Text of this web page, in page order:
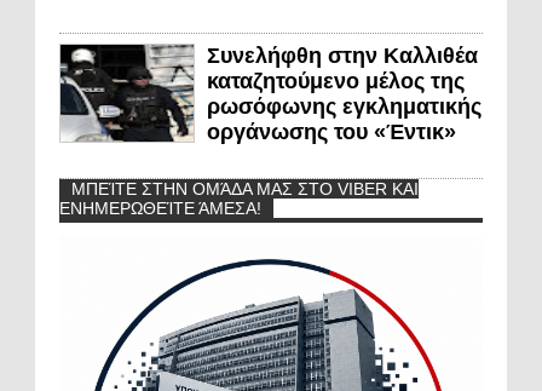
Συνελήφθη στην Καλλιθέα
καταζητούμενο μέλος της
ρωσόφωνης εγκληματικής
οργάνωσης του «Έντικ»
ΜΠΕΊΤΕ ΣΤΗΝ ΟΜΆΔΑ ΜΑΣ ΣΤΟ VIBER ΚΑΙ
ΕΝΗΜΕΡΩΘΕΊΤΕ ΆΜΕΣΑ!